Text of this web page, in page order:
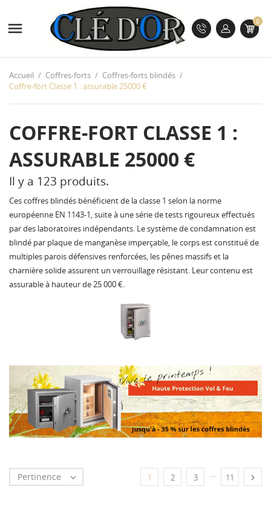
 0
Accueil Coffres-forts
Coffres-forts blindés
Coffre-fort Classe 1 : assurable 25000 €
COFFRE-FORT CLASSE 1 :
ASSURABLE 25000 €
Il y a 123 produits.
Ces coffres blindés bénéficient de la classe 1 selon la norme
européenne EN 1143-1, suite à une série de tests rigoureux effectués
par des laboratoires indépendants. Le système de condamnation est
blindé par plaque de manganèse imperçable, le corps est constitué de
multiples parois défensives renforcées, les pênes massifs et la
charnière solide assurent un verrouillage résistant. Leur contenu est
assurable à hauteur de 25 000 €.
Pertinence  1 2 3 … 11 